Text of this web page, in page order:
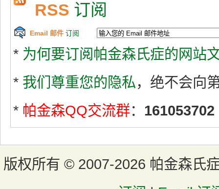
RSS 订阅
Email 邮件 订阅
* 为何要订阅帕金森氏症的网站
* 我们尊重您的隐私，绝不会向
* 帕金森QQ交流群： 161053702
版权所有 © 2007-2026 帕金森氏